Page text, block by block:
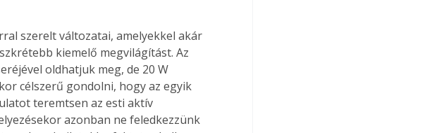
szerelt változatai, amelyekkel akár
kiemelő megvilágítást. Az
oldhatjuk meg, de 20 W
célszerű gondolni, hogy az egyik
teremtsen az esti aktív
azonban ne feledkezzünk